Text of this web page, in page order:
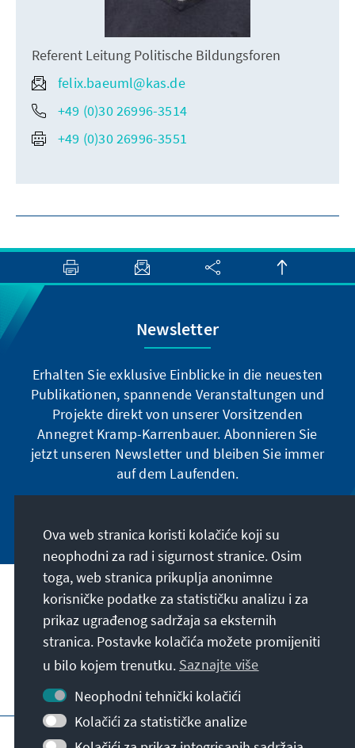
Referent Leitung Politische Bildungsforen
felix.baeuml@kas.de
+49 (0)30 26996-3514
+49 (0)30 26996-3551
Newsletter
Erhalten Sie exklusive Einblicke in die neuesten
Publikationen, spannende Veranstaltungen und
Projekte direkt von unserer Vorsitzenden
Annegret Kramp-Karrenbauer. Abonnieren Sie
jetzt unseren Newsletter und bleiben Sie immer
auf dem Laufenden.
Naša misija
Kontakt
Dodatne ponude fondacije
Impresum
Ova web stranica koristi kolačiće koji su
neophodni za rad i sigurnost stranice. Osim
toga, web stranica prikuplja anonimne
korisničke podatke za statističku analizu i za
prikaz ugrađenog sadržaja sa eksternih
stranica. Postavke kolačića možete promijeniti
u bilo kojem trenutku. Saznajte više
Neophodni tehnički kolačići
Kolačići za statističke analize